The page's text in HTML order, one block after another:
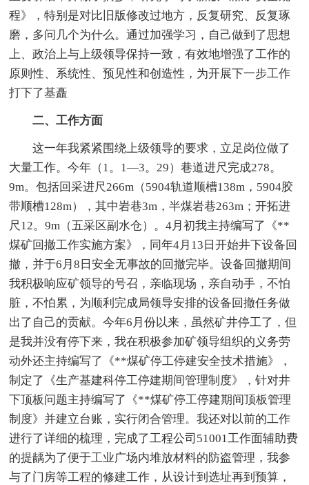
程》，特别是对比旧版修改过地方，反复研究、反复琢
磨，多问几个为什么。通过加强学习，自己做到了思想
上、政治上与上级领导保持一致，有效地增强了工作的
原则性、系统性、预见性和创造性，为开展下一步工作
打下了基矗
二、工作方面
这一年我紧紧围绕上级领导的要求，立足岗位做了
大量工作。今年（1。1―3。29）巷道进尺完成278。
9m。包括回采进尺266m（5904轨道顺槽138m，5904胶
带顺槽128m），其中岩巷3m，半煤岩巷263m；开拓进
尺12。9m（五采区副水仓）。4月初我主持编写了《**
煤矿回撤工作实施方案》，同年4月13日开始井下设备回
撤，并于6月8日安全无事故的回撤完毕。设备回撤期间
我积极响应矿领导的号召，亲临现场，亲自动手，不怕
脏，不怕累，为顺利完成局领导安排的设备回撤任务做
出了自己的贡献。今年6月份以来，虽然矿井停工了，但
是我并没有停下来，我在积极参加矿领导组织的义务劳
动外还主持编写了《**煤矿停工停建安全技术措施》，
制定了《生产基建科停工停建期间管理制度》，针对井
下顶板问题主持编写了《**煤矿停工停建期间顶板管理
制度》并建立台账，实行闭合管理。我还对以前的工作
进行了详细的梳理，完成了工程公司51001工作面辅助费
的提龋为了便于工业广场内堆放材料的防盗管理，我参
与了门房等工程的修建工作，从设计到选址再到预算，